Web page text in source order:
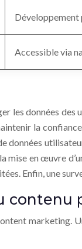
Développement
Accessible via
les données
la
données
mise en œuvre
Enfin, une
marketing.